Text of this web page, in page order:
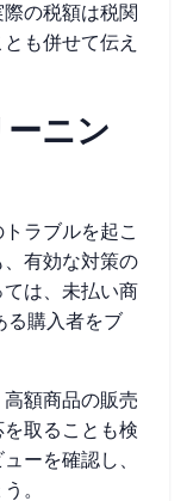
の税額は税関
も併せて伝え
ニン
ラブルを起こ
有効な対策の
は、未払い商
る購入者をブ
額商品の販売
取ることも検
ーを確認し、
。